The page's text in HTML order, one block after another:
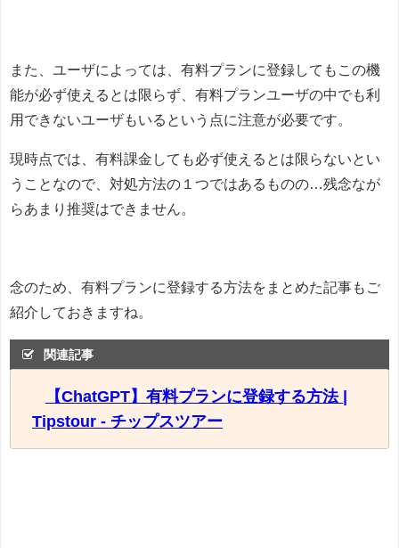
また、ユーザによっては、有料プランに登録してもこの機
能が必ず使えるとは限らず、有料プランユーザの中でも利
用できないユーザもいるという点に注意が必要です。
現時点では、有料課金しても必ず使えるとは限らないとい
うことなので、対処方法の１つではあるものの…残念なが
らあまり推奨はできません。
念のため、有料プランに登録する方法をまとめた記事もご
紹介しておきますね。
関連記事
【ChatGPT】有料プランに登録する方法 |
Tipstour - チップスツアー